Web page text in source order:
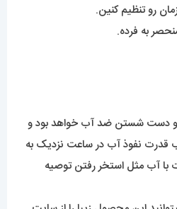
رو تنظیم کنین.
به فرده.
و دست شستن ضد آب خواهد بود و
قدرت نفوذ آب در ساعت نزدیک به
با آب مثل استخر رفتن توصیه